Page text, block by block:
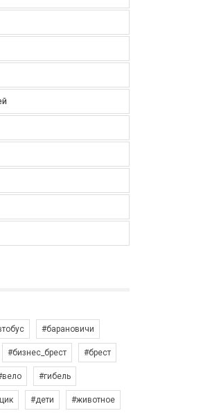
#барановичи
#бизнес_брест #брест
#гибель
#дети #животное